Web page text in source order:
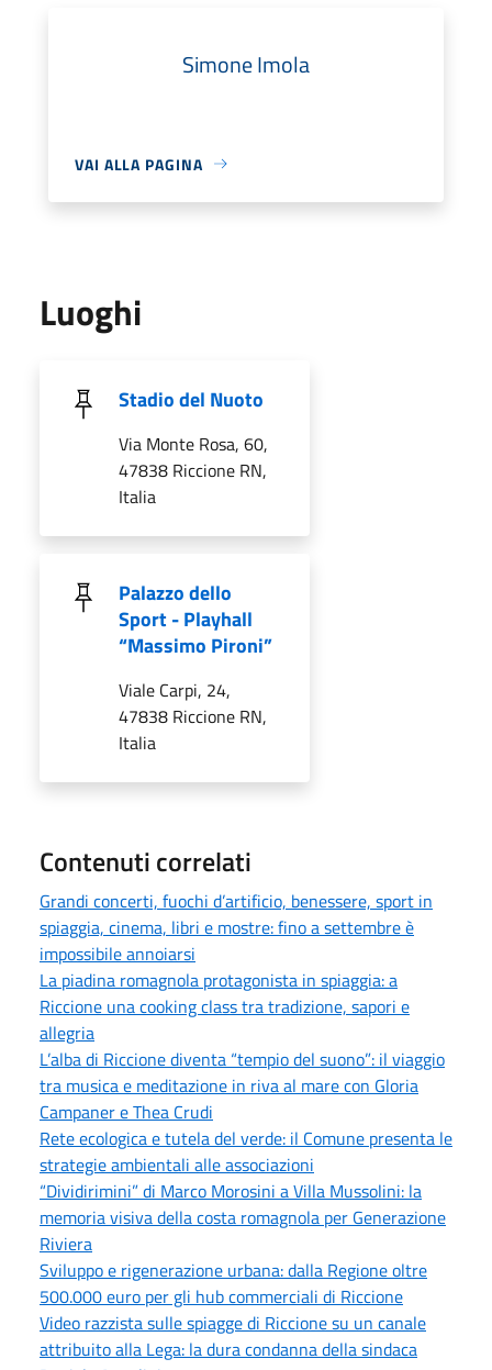
Simone Imola
VAI ALLA PAGINA
Luoghi
Stadio del Nuoto
Via Monte Rosa, 60,
47838 Riccione RN,
Italia
Palazzo dello
Sport - Playhall
“Massimo Pironi”
Viale Carpi, 24,
47838 Riccione RN,
Italia
Contenuti correlati
Grandi concerti, fuochi d’artificio, benessere, sport in
spiaggia, cinema, libri e mostre: fino a settembre è
impossibile annoiarsi
La piadina romagnola protagonista in spiaggia: a
Riccione una cooking class tra tradizione, sapori e
allegria
L’alba di Riccione diventa “tempio del suono”: il viaggio
tra musica e meditazione in riva al mare con Gloria
Campaner e Thea Crudi
Rete ecologica e tutela del verde: il Comune presenta le
strategie ambientali alle associazioni
“Dividirimini” di Marco Morosini a Villa Mussolini: la
memoria visiva della costa romagnola per Generazione
Riviera
Sviluppo e rigenerazione urbana: dalla Regione oltre
500.000 euro per gli hub commerciali di Riccione
Video razzista sulle spiagge di Riccione su un canale
attribuito alla Lega: la dura condanna della sindaca